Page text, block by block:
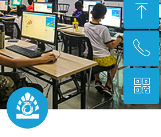
ꁸ
回到顶部
ꂅ
0769-87777455转2504
ꀥ